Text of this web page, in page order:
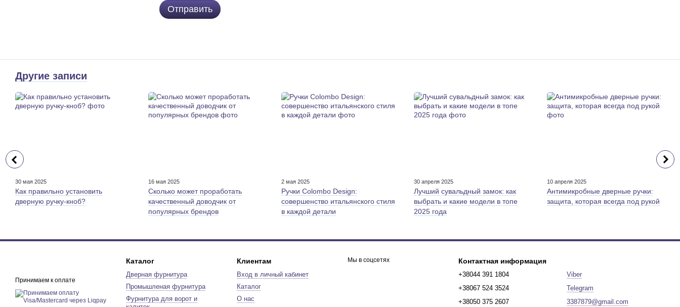
Отправить
Другие записи
30 мая 2025
Как правильно установить
дверную ручку-кноб?
16 мая 2025
Сколько может проработать
качественный доводчик от
популярных брендов
2 мая 2025
Ручки Colombo Design:
совершенство итальянского стиля
в каждой детали
30 апреля 2025
Лучший сувальдный замок: как
выбрать и какие модели в топе
2025 года
10 апреля 2025
Антимикробные дверные ручки:
защита, которая всегда под рукой
Принимаем к оплате
Каталог
Дверная фурнитура
Промышленая фурнитура
Фурнитура для ворот и
Клиентам
Вход в личный кабинет
Каталог
О нас
Мы в соцсетях Контактная информация
+38044 391 1804
+38067 524 3524
+38050 375 2607
Viber
Telegram
3387879@gmail.com